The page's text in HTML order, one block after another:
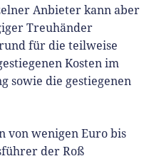
Anbieter kann aber
Treuhänder
für die teilweise
Kosten im
sowie die gestiegenen
von wenigen Euro bis
der Roß